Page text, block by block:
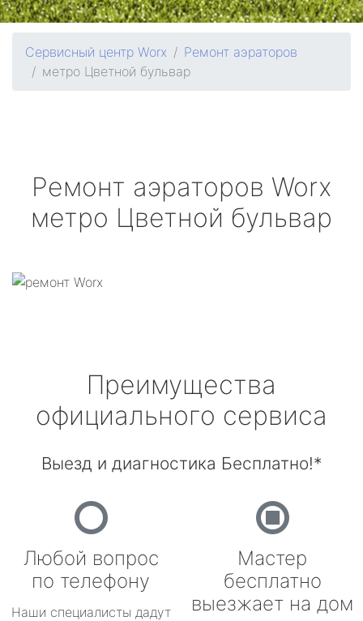
Сервисный центр Worx
Ремонт аэраторов
метро Цветной бульвар
Ремонт аэраторов Worx
метро Цветной бульвар
Преимущества
официального сервиса
Выезд и диагностика Бесплатно!*
Любой вопрос
по телефону
Наши специалисты дадут
Мастер
бесплатно
выезжает на дом